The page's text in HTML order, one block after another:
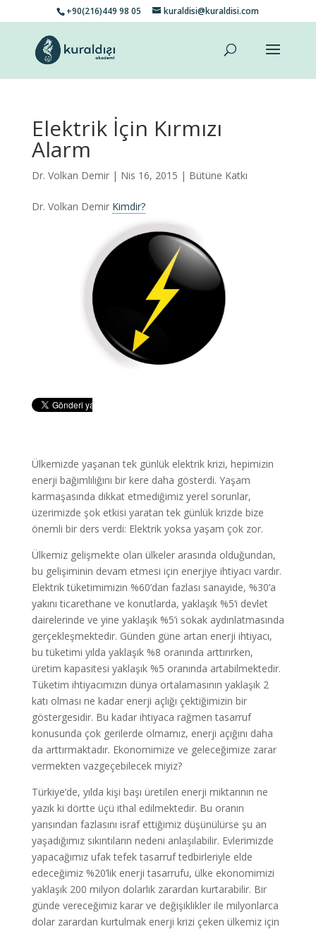
+90(216)449 98 05 kuraldisi@kuraldisi.com
Elektrik İçin Kırmızı
Alarm
Dr. Volkan Demir| Nis 16, 2015 | Bütüne Katkı
Dr. Volkan Demir Kimdir?
Ülkemizde yaşanan tek günlük elektrik krizi, hepimizin
enerji bağımlılığını bir kere daha gösterdi. Yaşam
karmaşasında dikkat etmediğimiz yerel sorunlar,
üzerimizde şok etkisi yaratan tek günlük krizde bize
önemli bir ders verdi: Elektrik yoksa yaşam çok zor.
Ülkemiz gelişmekte olan ülkeler arasında olduğundan,
bu gelişiminin devam etmesi için enerjiye ihtiyacı vardır.
Elektrik tüketimimizin %60’dan fazlası sanayide, %30’a
yakını ticarethane ve konutlarda, yaklaşık %5‘i devlet
dairelerinde ve yine yaklaşık %5’i sokak aydınlatmasında
gerçekleşmektedir. Günden güne artan enerji ihtiyacı,
bu tüketimi yılda yaklaşık %8 oranında arttırırken,
üretim kapasitesi yaklaşık %5 oranında artabilmektedir.
Tüketim ihtiyacımızın dünya ortalamasının yaklaşık 2
katı olması ne kadar enerji açlığı çektiğimizin bir
göstergesidir. Bu kadar ihtiyaca rağmen tasarruf
konusunda çok gerilerde olmamız, enerji açığını daha
da arttırmaktadır. Ekonomimize ve geleceğimize zarar
vermekten vazgeçebilecek miyiz?
Türkiye’de, yılda kişi başı üretilen enerji miktarının ne
yazık ki dörtte üçü ithal edilmektedir. Bu oranın
yarısından fazlasını israf ettiğimiz düşünülürse şu an
yaşadığımız sıkıntıların nedeni anlaşılabilir. Evlerimizde
yapacağımız ufak tefek tasarruf tedbirleriyle elde
edeceğimiz %20’lik enerji tasarrufu, ülke ekonomimizi
yaklaşık 200 milyon dolarlık zarardan kurtarabilir. Bir
günde vereceğimiz karar ve değişiklikler ile milyonlarca
dolar zarardan kurtulmak enerji krizi çeken ülkemiz için